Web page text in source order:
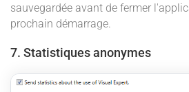
sauvegardée avant de fermer
prochain démarrage.
7. Statistiques anonymes